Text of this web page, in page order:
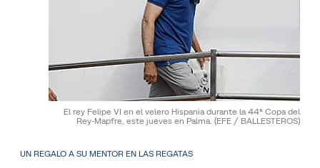
El rey Felipe VI en el velero Hispania durante la 44ª Copa del
Rey-Mapfre, este jueves en Palma. (EFE / BALLESTEROS)
UN REGALO A SU MENTOR EN LAS REGATAS